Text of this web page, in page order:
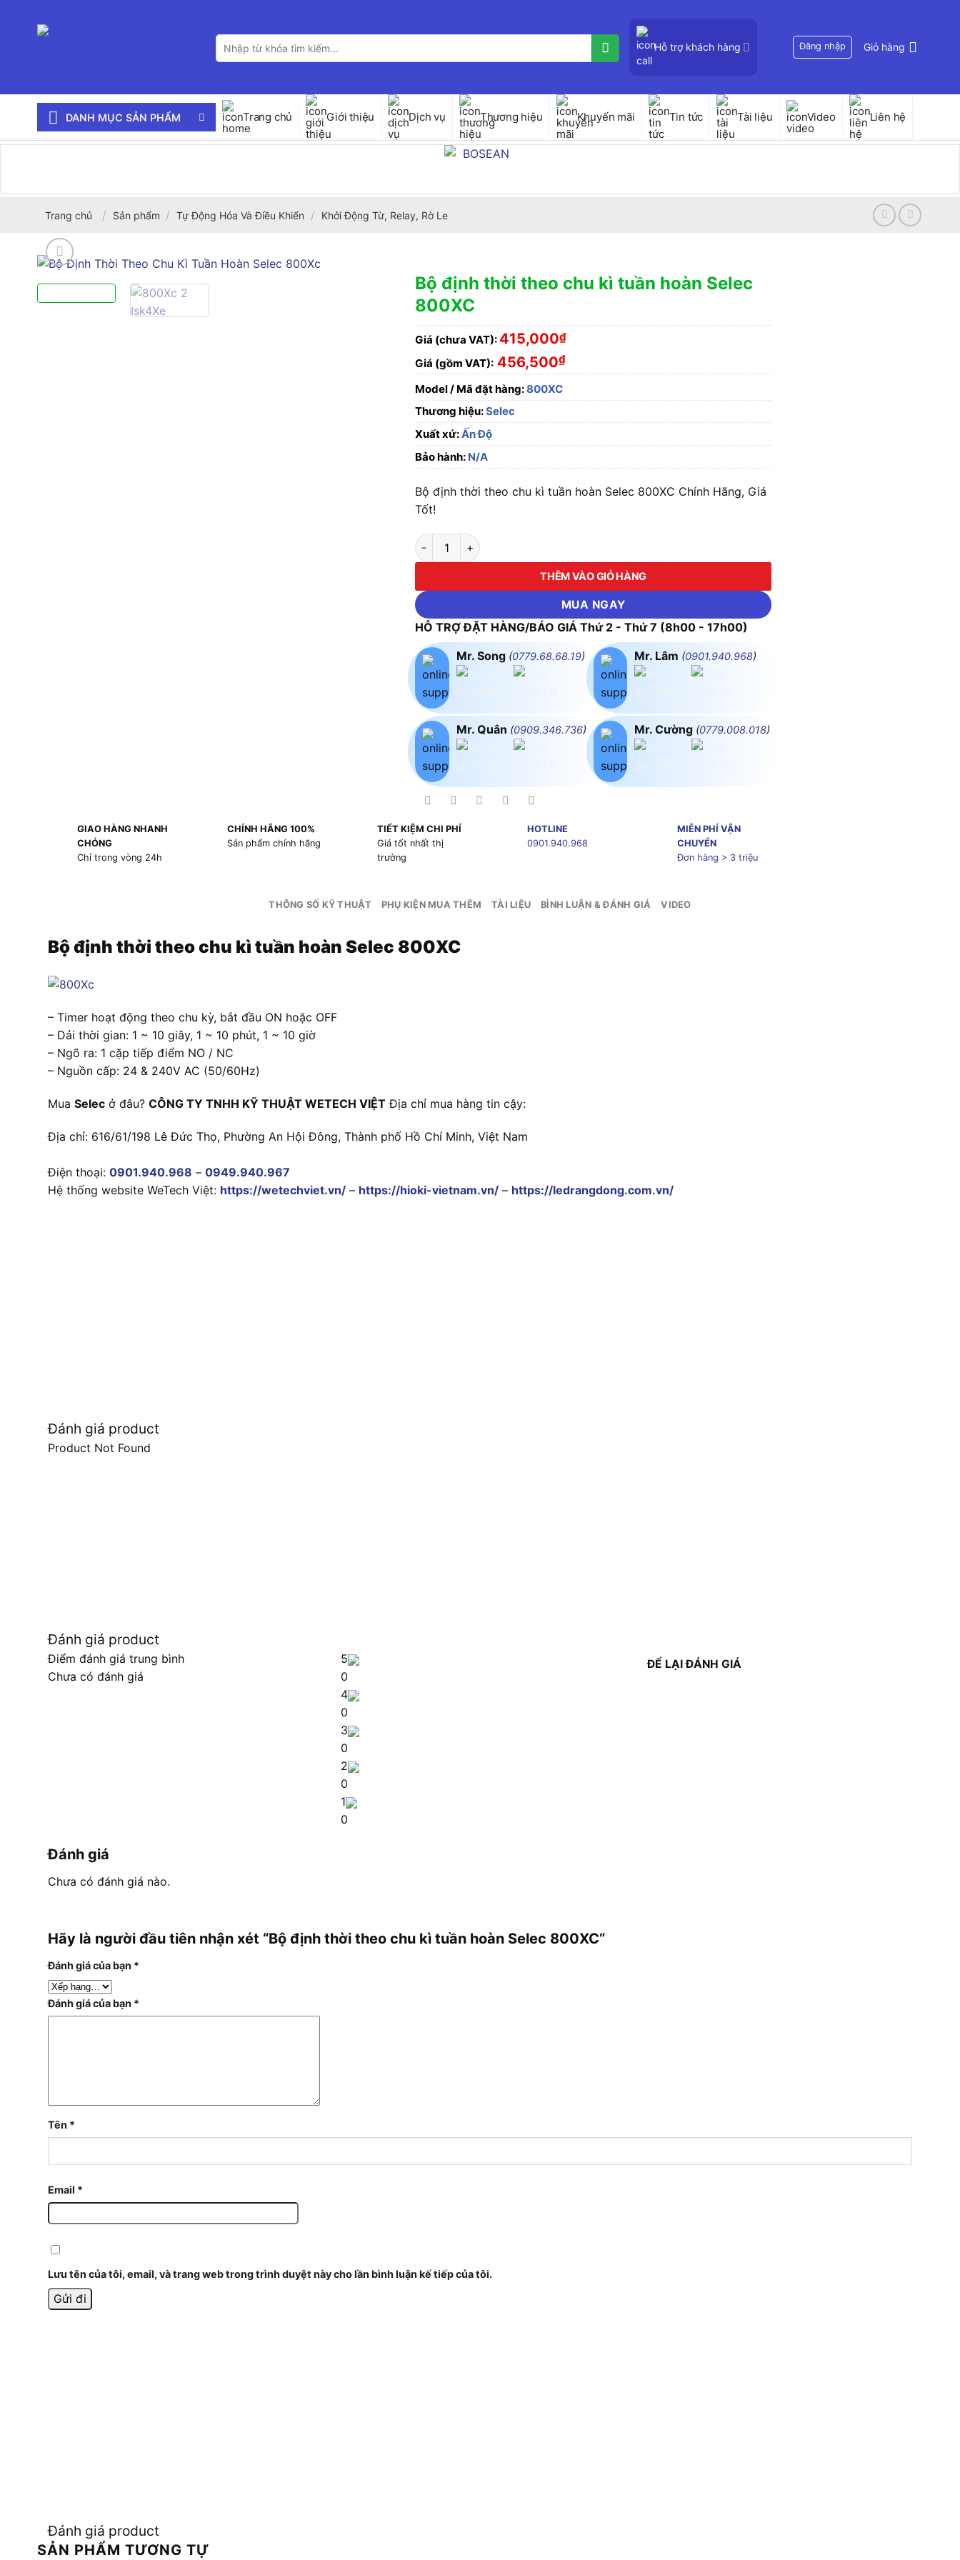
Tìm
kiếm:
Hỗ trợ khách hàng Đăng nhập Giỏ hàng
DANH MỤC SẢN PHẨM Trang chủ Giới thiệu Dịch vụ Thương hiệu Khuyến mãi Tin tức Tài liệu Video Liên hệ
Trang chủ / Sản phẩm / Tự Động Hóa Và Điều Khiển / Khởi Động Từ, Relay, Rờ Le
Bộ định thời theo chu kì tuần hoàn Selec
800XC
Giá (chưa VAT): 415,000₫
Giá (gồm VAT): 456,500₫
Model / Mã đặt hàng:800XC
Thương hiệu:Selec
Xuất xứ:Ấn Độ
Bảo hành: N/A
Bộ định thời theo chu kì tuần hoàn Selec 800XC Chính Hãng, Giá
Tốt!
Bộ định thời theo chu kì tuần hoàn Selec 800XC số lượng
THÊM VÀO GIỎ HÀNG
MUA NGAY
HỖ TRỢ ĐẶT HÀNG/BÁO GIÁ Thứ 2 - Thứ 7 (8h00 - 17h00)
Mr. Song (0779.68.68.19)
Mr. Quân (0909.346.736)
Mr. Lâm (0901.940.968)
Mr. Cường (0779.008.018)
GIAO HÀNG NHANH
CHÓNG
Chỉ trong vòng 24h
CHÍNH HÃNG 100%
Sản phẩm chính hãng
TIẾT KIỆM CHI PHÍ
Giá tốt nhất thị
trường
HOTLINE
0901.940.968
MIỄN PHÍ VẬN
CHUYỂN
Đơn hàng > 3 triệu
THÔNG SỐ KỸ THUẬT PHỤ KIỆN MUA THÊM TÀI LIỆU BÌNH LUẬN & ĐÁNH GIÁ VIDEO
Bộ định thời theo chu kì tuần hoàn Selec 800XC
– Timer hoạt động theo chu kỳ, bắt đầu ON hoặc OFF
– Dải thời gian: 1 ~ 10 giây, 1 ~ 10 phút, 1 ~ 10 giờ
– Ngõ ra: 1 cặp tiếp điểm NO / NC
– Nguồn cấp: 24 & 240V AC (50/60Hz)
Mua Selec ở đâu? CÔNG TY TNHH KỸ THUẬT WETECH VIỆT Địa chỉ mua hàng tin cậy:
Địa chỉ: 616/61/198 Lê Đức Thọ, Phường An Hội Đông, Thành phố Hồ Chí Minh, Việt Nam
Điện thoại: 0901.940.968 – 0949.940.967
Hệ thống website WeTech Việt: https://wetechviet.vn/ – https://hioki-vietnam.vn/ – https://ledrangdong.com.vn/
Đánh giá product
Product Not Found
Đánh giá product
Điểm đánh giá trung bình
Chưa có đánh giá
5
0
4
0
3
0
2
0
1
0
ĐỂ LẠI ĐÁNH GIÁ
Đánh giá
Chưa có đánh giá nào.
Hãy là người đầu tiên nhận xét “Bộ định thời theo chu kì tuần hoàn Selec 800XC”
Đánh giá của bạn *
Đánh giá của bạn *
Tên *
Email *
Lưu tên của tôi, email, và trang web trong trình duyệt này cho lần bình luận kế tiếp của tôi.
Đánh giá product
SẢN PHẨM TƯƠNG TỰ